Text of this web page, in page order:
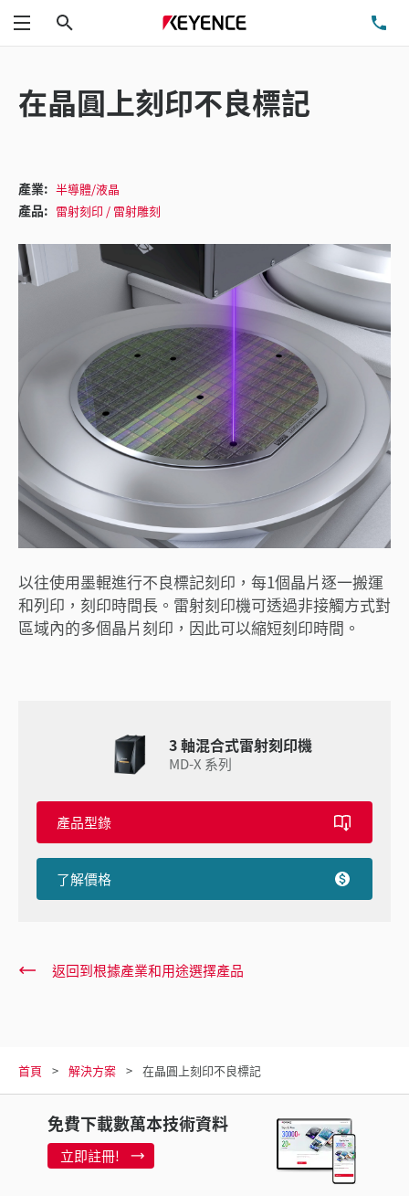
功能表
在晶圓上刻印不良標記
產業: 半導體/液晶
產品: 雷射刻印 / 雷射雕刻
以往使用墨輥進行不良標記刻印，每1個晶片逐一搬運
和列印，刻印時間長。雷射刻印機可透過非接觸方式對
區域內的多個晶片刻印，因此可以縮短刻印時間。
3 軸混合式雷射刻印機
MD-X 系列
產品型錄
了解價格
返回到根據產業和用途選擇產品
首頁 解決方案 在晶圓上刻印不良標記
免費下載數萬本技術資料
立即註冊!